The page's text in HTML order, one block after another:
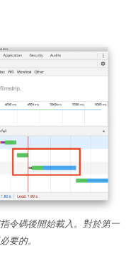
令碼後開始載入。對於第一
要的。